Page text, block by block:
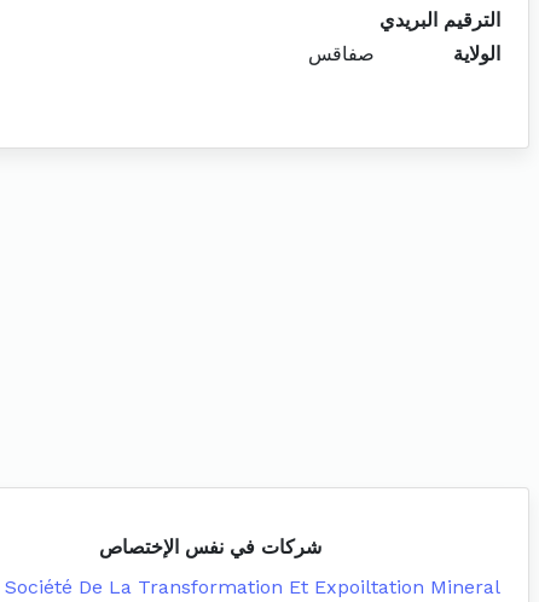
الترقيم البريدي
الولاية
صفاقس
شركات في نفس الإختصاص
Société De La Transformation Et Expoiltation Mineral